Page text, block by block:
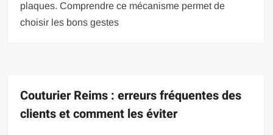
plaques. Comprendre ce mécanisme permet de
choisir les bons gestes
Couturier Reims : erreurs fréquentes des
clients et comment les éviter